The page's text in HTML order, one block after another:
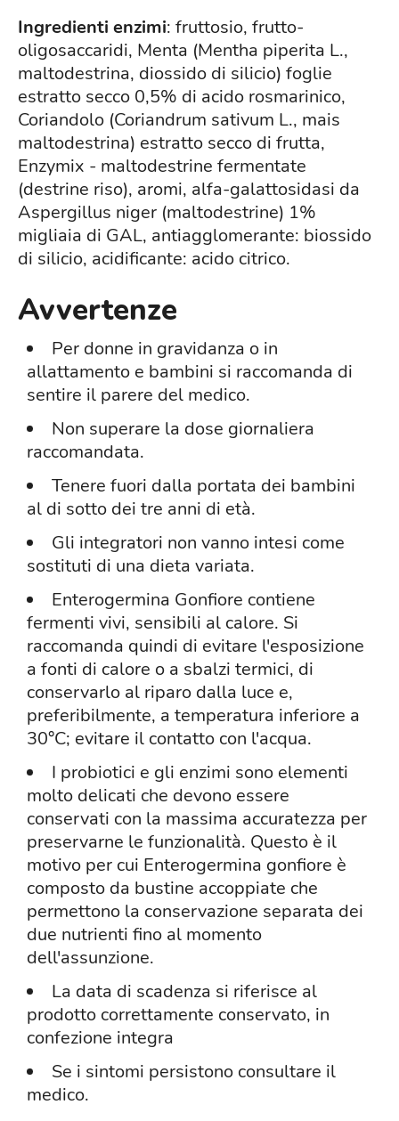
Ingredienti enzimi: fruttosio, frutto-
oligosaccaridi, Menta (Mentha piperita L.,
maltodestrina, diossido di silicio) foglie
estratto secco 0,5% di acido rosmarinico,
Coriandolo (Coriandrum sativum L., mais
maltodestrina) estratto secco di frutta,
Enzymix - maltodestrine fermentate
(destrine riso), aromi, alfa-galattosidasi da
Aspergillus niger (maltodestrine) 1%
migliaia di GAL, antiagglomerante: biossido
di silicio, acidificante: acido citrico.
Avvertenze
Per donne in gravidanza o in
allattamento e bambini si raccomanda di
sentire il parere del medico.
Non superare la dose giornaliera
raccomandata.
Tenere fuori dalla portata dei bambini
al di sotto dei tre anni di età.
Gli integratori non vanno intesi come
sostituti di una dieta variata.
Enterogermina Gonfiore contiene
fermenti vivi, sensibili al calore. Si
raccomanda quindi di evitare l'esposizione
a fonti di calore o a sbalzi termici, di
conservarlo al riparo dalla luce e,
preferibilmente, a temperatura inferiore a
30°C; evitare il contatto con l'acqua.
I probiotici e gli enzimi sono elementi
molto delicati che devono essere
conservati con la massima accuratezza per
preservarne le funzionalità. Questo è il
motivo per cui Enterogermina gonfiore è
composto da bustine accoppiate che
permettono la conservazione separata dei
due nutrienti fino al momento
dell'assunzione.
La data di scadenza si riferisce al
prodotto correttamente conservato, in
confezione integra
Se i sintomi persistono consultare il
medico.